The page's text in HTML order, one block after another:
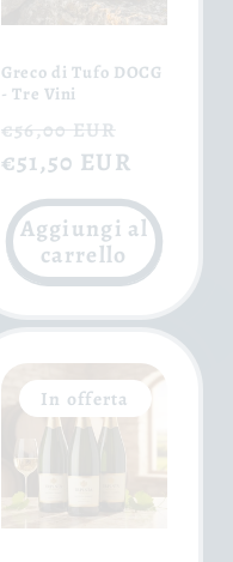
Greco di Tufo DOCG
- Tre Vini
Prezzo
di
listino
€56,00 EUR
€51,50 EUR
Aggiungi al
carrello
In offerta